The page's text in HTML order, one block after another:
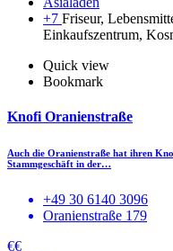
+7 Friseur,
Einkaufszentrum,
Quick view
Bookmark
Knofi Oranienstraße
Auch die Oranienstraße hat ihren
Stammgeschäft in der…
+49 30 6140 3096
Oranienstraße 179
€€